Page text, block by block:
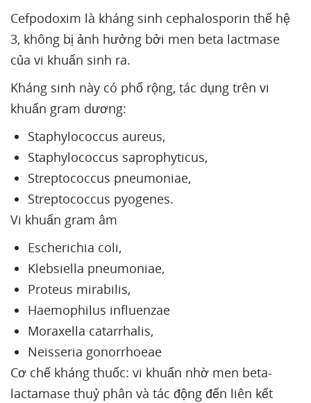
Cefpodoxim là kháng sinh cephalosporin thế hệ
3, không bị ảnh hưởng bởi men beta lactmase
của vi khuẩn sinh ra.
Kháng sinh này có phổ rộng, tác dụng trên vi
khuẩn gram dương:
Staphylococcus aureus,
Staphylococcus saprophyticus,
Streptococcus pneumoniae,
Streptococcus pyogenes.
Vi khuẩn gram âm
Escherichia coli,
Klebsiella pneumoniae,
Proteus mirabilis,
Haemophilus influenzae
Moraxella catarrhalis,
Neisseria gonorrhoeae
Cơ chế kháng thuốc: vi khuẩn nhờ men beta-
lactamase thuỷ phân và tác động đến liên kết